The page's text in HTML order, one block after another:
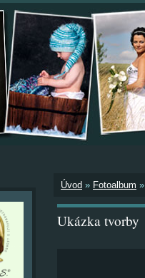
Úvod » Fotoalbum »
Ukázka tvorby